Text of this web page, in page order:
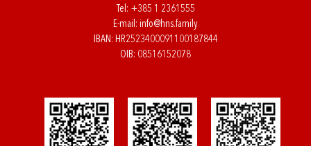
Tel: +385 1 2361555
E-mail: info@hns.family
IBAN: HR2523400091100187844
OIB: 08516152078